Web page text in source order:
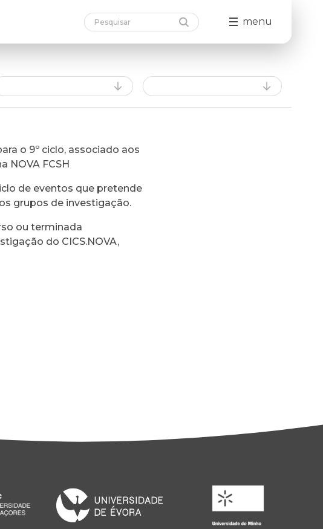
menu
o 9º ciclo, associado aos
NOVA FCSH
de eventos que pretende
grupos de investigação.
ou terminada
do CICS.NOVA,